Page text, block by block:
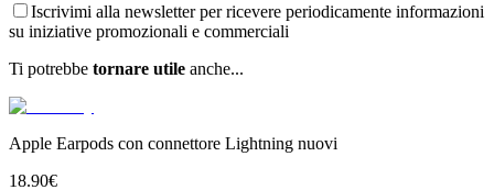
Iscrivimi alla newsletter per ricevere periodicamente informazioni
su iniziative promozionali e commerciali
Ti potrebbe tornare utile anche...
Apple Earpods con connettore Lightning nuovi
18.90€